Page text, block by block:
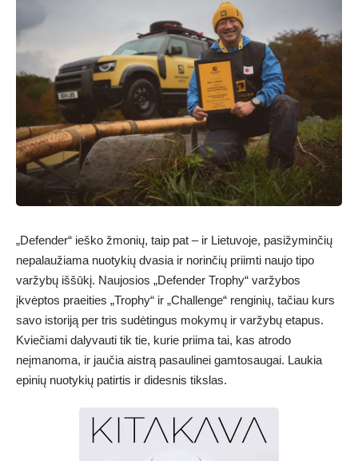
„Defender“ ieško žmonių, taip pat – ir Lietuvoje, pasižyminčių
nepalaužiama nuotykių dvasia ir norinčių priimti naujo tipo
varžybų iššūkį. Naujosios „Defender Trophy“ varžybos
įkvėptos praeities „Trophy“ ir „Challenge“ renginių, tačiau kurs
savo istoriją per tris sudėtingus mokymų ir varžybų etapus.
Kviečiami dalyvauti tik tie, kurie priima tai, kas atrodo
neįmanoma, ir jaučia aistrą pasaulinei gamtosaugai. Laukia
epinių nuotykių patirtis ir didesnis tikslas.